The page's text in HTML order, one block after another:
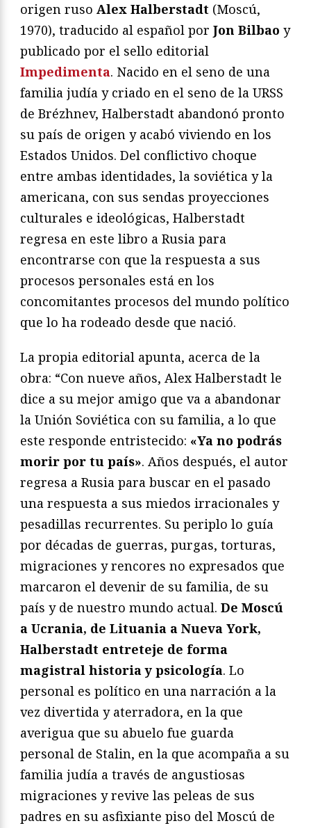
origen ruso Alex Halberstadt (Moscú,
1970), traducido al español por Jon Bilbao y
publicado por el sello editorial
Impedimenta. Nacido en el seno de una
familia judía y criado en el seno de la URSS
de Brézhnev, Halberstadt abandonó pronto
su país de origen y acabó viviendo en los
Estados Unidos. Del conflictivo choque
entre ambas identidades, la soviética y la
americana, con sus sendas proyecciones
culturales e ideológicas, Halberstadt
regresa en este libro a Rusia para
encontrarse con que la respuesta a sus
procesos personales está en los
concomitantes procesos del mundo político
que lo ha rodeado desde que nació.
La propia editorial apunta, acerca de la
obra: “Con nueve años, Alex Halberstadt le
dice a su mejor amigo que va a abandonar
la Unión Soviética con su familia, a lo que
este responde entristecido: «Ya no podrás
morir por tu país». Años después, el autor
regresa a Rusia para buscar en el pasado
una respuesta a sus miedos irracionales y
pesadillas recurrentes. Su periplo lo guía
por décadas de guerras, purgas, torturas,
migraciones y rencores no expresados que
marcaron el devenir de su familia, de su
país y de nuestro mundo actual. De Moscú
a Ucrania, de Lituania a Nueva York,
Halberstadt entreteje de forma
magistral historia y psicología. Lo
personal es político en una narración a la
vez divertida y aterradora, en la que
averigua que su abuelo fue guarda
personal de Stalin, en la que acompaña a su
familia judía a través de angustiosas
migraciones y revive las peleas de sus
padres en su asfixiante piso del Moscú de